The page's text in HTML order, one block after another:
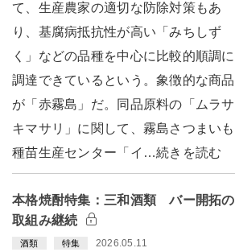
て、生産農家の適切な防除対策もあ
り、基腐病抵抗性が高い「みちしず
く」などの品種を中心に比較的順調に
調達できているという。象徴的な商品
が「赤霧島」だ。同品原料の「ムラサ
キマサリ」に関して、霧島さつまいも
種苗生産センター「イ…続きを読む
本格焼酎特集：三和酒類 バー開拓の
取組み継続
酒類 特集 2026.05.11